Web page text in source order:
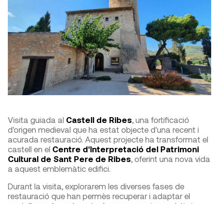
Visita guiada al Castell de Ribes, una fortificació
d'origen medieval que ha estat objecte d'una recent i
acurada restauració. Aquest projecte ha transformat el
castell en el Centre d'Interpretació del Patrimoni
Cultural de Sant Pere de Ribes, oferint una nova vida
a aquest emblemàtic edifici.​
Durant la visita, explorarem les diverses fases de
restauració que han permès recuperar i adaptar el